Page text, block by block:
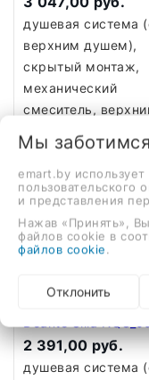
душевая система
верхним душем),
скрытый монтаж,
механический
смеситель,
душ 32 мм
В корзину
Душевая система
2 391,00 руб.
душевая система
Мы
emart.by
пользовательского
и представления
Нажав «Принять»,
файлов cookie в
файлов cookie
Отклонить